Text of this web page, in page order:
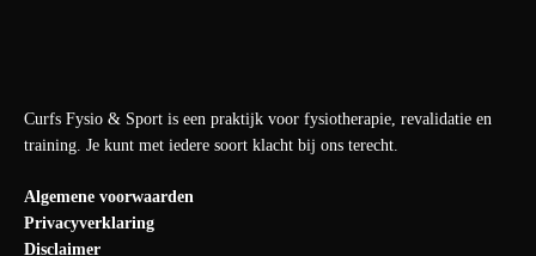
Curfs Fysio & Sport is een praktijk voor fysiotherapie, revalidatie en
training. Je kunt met iedere soort klacht bij ons terecht.
Algemene voorwaarden
Privacyverklaring
Disclaimer